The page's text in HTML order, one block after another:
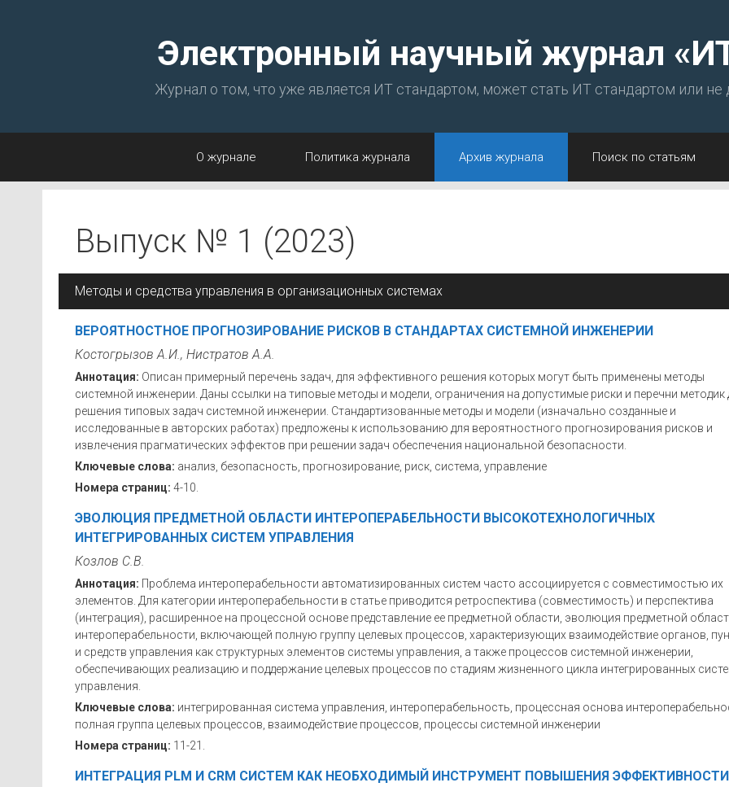
Электронный научный журнал
Журнал о том, что уже является ИТ стандартом, может стать ИТ стандартом или
О журнале Политика журнала Архив журнала Поиск по статьям
Выпуск № 1 (2023)
Методы и средства управления в организационных системах
ВЕРОЯТНОСТНОЕ ПРОГНОЗИРОВАНИЕ РИСКОВ В СТАНДАРТАХ СИСТЕМНОЙ ИНЖЕНЕРИИ
Костогрызов А.И., Нистратов А.А.
Аннотация: Описан примерный перечень задач, для эффективного решения которых могут быть применены методы
системной инженерии. Даны ссылки на типовые методы и модели, ограничения на допустимые риски и перечни методик
решения типовых задач системной инженерии. Стандартизованные методы и модели (изначально созданные и
исследованные в авторских работах) предложены к использованию для вероятностного прогнозирования рисков и
извлечения прагматических эффектов при решении задач обеспечения национальной безопасности.
Ключевые слова: анализ, безопасность, прогнозирование, риск, система, управление
Номера страниц: 4-10.
ЭВОЛЮЦИЯ ПРЕДМЕТНОЙ ОБЛАСТИ ИНТЕРОПЕРАБЕЛЬНОСТИ ВЫСОКОТЕХНОЛОГИЧНЫХ
ИНТЕГРИРОВАННЫХ СИСТЕМ УПРАВЛЕНИЯ
Козлов С.В.
Аннотация: Проблема интероперабельности автоматизированных систем часто ассоциируется с совместимостью их
элементов. Для категории интероперабельности в статье приводится ретроспектива (совместимость) и перспектива
(интеграция), расширенное на процессной основе представление ее предметной области, эволюция предметной
интероперабельности, включающей полную группу целевых процессов, характеризующих взаимодействие органов,
и средств управления как структурных элементов системы управления, а также процессов системной инженерии,
обеспечивающих реализацию и поддержание целевых процессов по стадиям жизненного цикла интегрированных
управления.
Ключевые слова: интегрированная система управления, интероперабельность, процессная основа
полная группа целевых процессов, взаимодействие процессов, процессы системной инженерии
Номера страниц: 11-21.
ИНТЕГРАЦИЯ PLM И CRM СИСТЕМ КАК НЕОБХОДИМЫЙ ИНСТРУМЕНТ ПОВЫШЕНИЯ ЭФФЕКТИВНОСТИ